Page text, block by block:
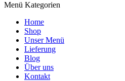
Menü Kategorien
Home
Shop
Unser Menü
Lieferung
Blog
Über uns
Kontakt